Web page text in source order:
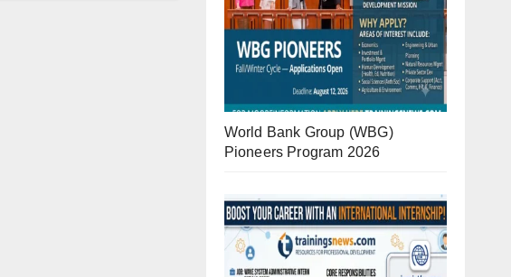
World Bank Group (WBG)
Pioneers Program 2026